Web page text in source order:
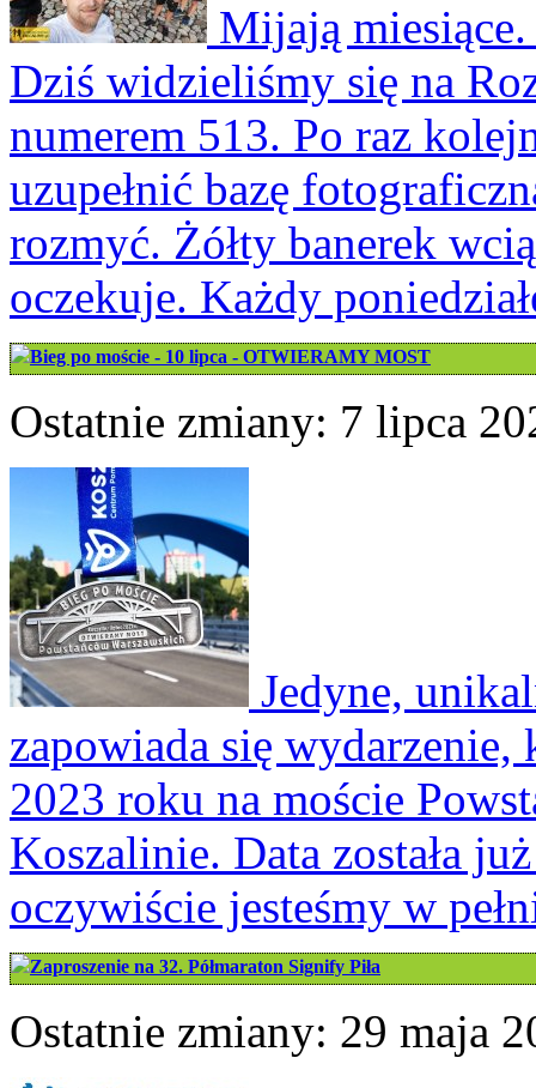
Mijają miesiące.
Dziś widzieliśmy się na
numerem 513. Po raz
uzupełnić bazę
rozmyć. Żółty banerek
oczekuje. Każdy
Bieg po moście - 10 lipca - OTWIERAMY MOST
Ostatnie zmiany: 7 lipca
Jedyne,
zapowiada się
2023 roku na moście
Koszalinie. Data została
oczywiście jesteśmy w
Zaproszenie na 32. Półmaraton Signify Piła
Ostatnie zmiany: 29 maja